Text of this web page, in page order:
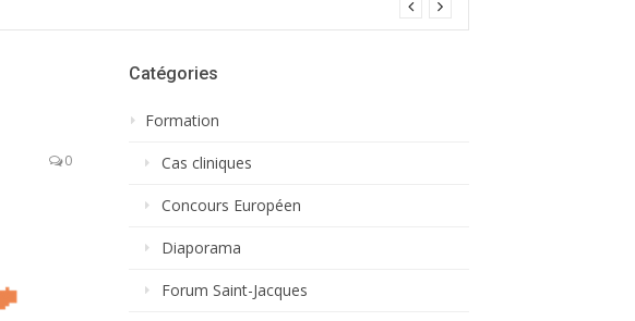
0
Catégories
Formation
Cas cliniques
Concours Européen
Diaporama
Forum Saint-Jacques